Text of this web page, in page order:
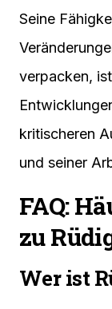
Seine
verpacken,
kritischeren
und seiner
FAQ:
zu
Wer ist